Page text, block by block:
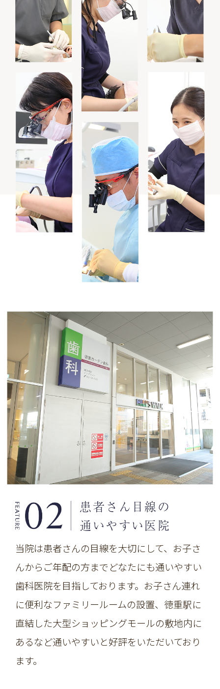
患者さん目線の
通いやすい医院
当院は患者さんの目線を大切にして、お子さ
んからご年配の方までどなたにも通いやすい
歯科医院を目指しております。お子さん連れ
に便利なファミリールームの設置、徳重駅に
直結した大型ショッピングモールの敷地内に
あるなど通いやすいと好評をいただいており
ます。